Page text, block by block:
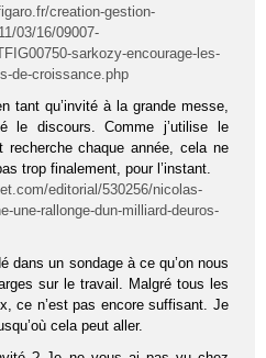
creation-gestion-
03/16/09007-
sarkozy-encourage-les-
de-croissance.php
tant qu’invité à la grande messe,
le discours. Comme j’utilise le
recherche chaque année, cela ne
trop finalement, pour l’instant.
editorial/530256/nicolas-
une-rallonge-dun-milliard-deuros-
dans un sondage à ce qu’on nous
sur le travail. Malgré tous les
ce n’est pas encore suffisant. Je
cela peut aller.